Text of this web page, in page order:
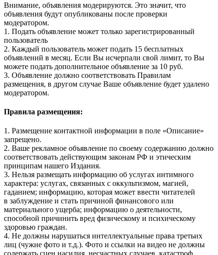
Внимание, объявления модерируются. Это значит, что
объявления будут опубликованы после проверки
модератором.
1. Подать объявление может только зарегистрированный
пользователь
2. Каждый пользователь может подать 15 бесплатных
объявлений в месяц. Если Вы исчерпали свой лимит, то Вы
можете подать дополнительное объявление за 10 руб.
3. Объявление должно соответствовать Правилам
размещения, в другом случае Ваше объявление будет удалено
модератором.
Правила размещения:
1. Размещение контактной информации в поле «Описание»
запрещено.
2. Ваше рекламное объявление по своему содержанию должно
соответствовать действующим законам РФ и этическим
принципам нашего Издания.
3. Нельзя размещать информацию об услугах интимного
характера: услугах, связанных с оккультизмом, магией,
гаданием; информацию, которая может ввести читателей
в заблуждение и стать причиной финансового или
материального ущерба; информацию о деятельности,
способной причинить вред физическому и психическому
здоровью граждан.
4. Не должны нарушаться интеллектуальные права третьих
лиц (чужие фото и т.д.). Фото и ссылки на видео не должны